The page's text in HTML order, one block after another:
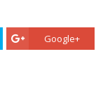
Google+